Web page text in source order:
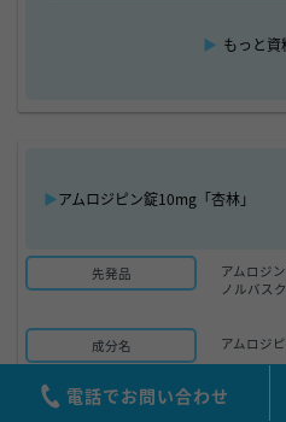
▶ もっと資
▶アムロジピン錠10mg「杏林」
先発品
アムロジ
ノルバス
成分名 アムロジ
販売状況 販売中
電話でお問い合わせ